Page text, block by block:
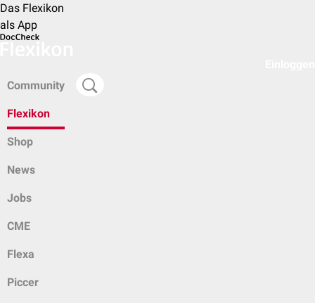
Das Flexikon
als App
Community
Flexikon
Shop
News
Jobs
CME
Flexa
Piccer